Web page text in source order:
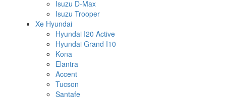
Isuzu D-Max
Isuzu Trooper
Xe Hyundai
Hyundai I20 Active
Hyundai Grand I10
Kona
Elantra
Accent
Tucson
Santafe